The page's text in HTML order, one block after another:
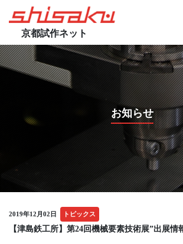
京都試作ネット
京都試作ネットとは
京都試作ネットの技術要素
一押しスタッフ
団体概要
お知らせ
2019年12月02日 トピックス
【津島鉄工所】第24回機械要素技術展”出展情